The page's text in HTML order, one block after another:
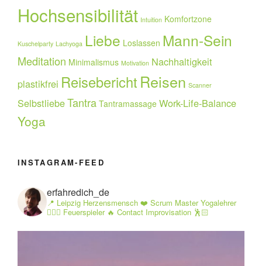
Hochsensibilität Intuition Komfortzone
Kuschelparty Lachyoga Liebe Loslassen Mann-Sein
Meditation Minimalismus Motivation Nachhaltigkeit
plastikfrei Reisebericht Reisen Scanner
SelbstliebeTantra Tantramassage Work-Life-Balance
Yoga
INSTAGRAM-FEED
erfahredich_de
📍 Leipzig Herzensmensch ❤️ Scrum Master Yogalehrer
🧘🏻‍♂️ Feuerspieler 🔥 Contact Improvisation 🕺🏻